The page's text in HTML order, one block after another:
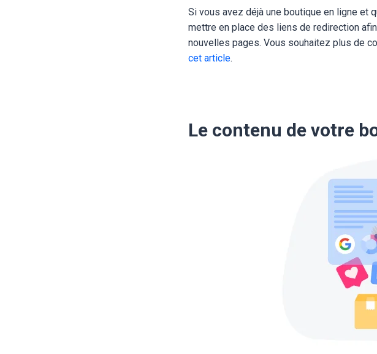
Si vous avez déjà une boutique en ligne et
mettre en place des liens de redirection
nouvelles pages. Vous souhaitez plus de
cet article.
Le contenu de votre